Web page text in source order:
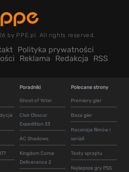
by PPE.pl. All rights reserved.
Polityka prywatności
Reklama Redakcja RSS
Poradniki
Ghost of Yotei
Clair Obscur
Expedition 33
AC Shadows
Kingdom Come
Deliverance 2
Polecane strony
Premiery gier
Baza gier
Recenzje filmów i
seriali
Testy sprzętu
Najlepsze gry PS5